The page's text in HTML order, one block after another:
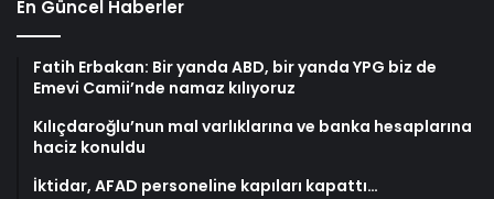
En Güncel Haberler
Fatih Erbakan: Bir yanda ABD, bir yanda YPG biz de
Emevi Camii’nde namaz kılıyoruz
Kılıçdaroğlu’nun mal varlıklarına ve banka hesaplarına
haciz konuldu
İktidar, AFAD personeline kapıları kapattı…